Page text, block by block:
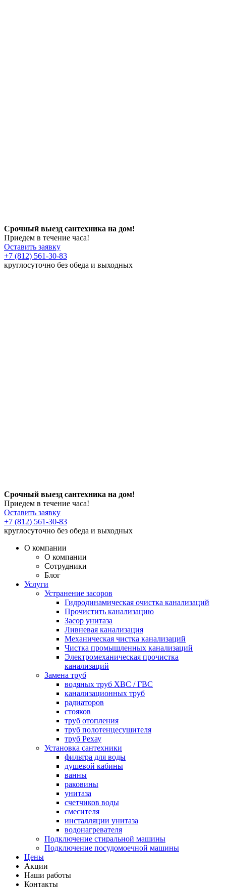
Срочный выезд сантехника на дом!
Приедем в течение часа!
Оставить заявку
+7 (812) 561-30-83
круглосуточно без обеда и выходных
Срочный выезд сантехника на дом!
Приедем в течение часа!
Оставить заявку
+7 (812) 561-30-83
круглосуточно без обеда и выходных
О компании
О компании
Сотрудники
Блог
Услуги
Устранение засоров
Гидродинамическая очистка канализаций
Прочистить канализацию
Засор унитаза
Ливневая канализация
Механическая чистка канализаций
Чистка промышленных канализаций
Электромеханическая прочистка
канализаций
Замена труб
водяных труб ХВС / ГВС
канализационных труб
радиаторов
стояков
труб отопления
труб полотенцесушителя
труб Рехау
Установка сантехники
фильтра для воды
душевой кабины
ванны
раковины
унитаза
счетчиков воды
смесителя
инсталляции унитаза
водонагревателя
Подключение стиральной машины
Подключение посудомоечной машины
Цены
Акции
Наши работы
Контакты